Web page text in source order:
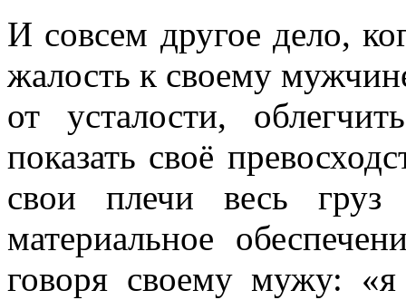
И совсем другое дело,
жалость к своему
от усталости,
показать своё
свои плечи весь
материальное
говоря своему мужу: